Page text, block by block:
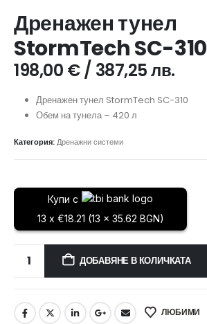
Дренажен тунел
StormTech SC-310
198,00 €/ 387,25 лв.
Дренажен тунел StormTech SC-310
Обем на тунела – 420 л
Категория:Дренажни системи
Купи с
13 x €18.21 (13 x 35.62 BGN)
ДОБАВЯНЕ В КОЛИЧКАТА
ЛЮБИМИ